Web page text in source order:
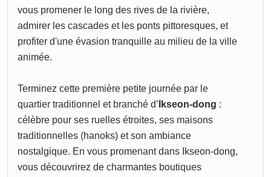
vous promener le long des rives de la rivière,
admirer les cascades et les ponts pittoresques, et
profiter d'une évasion tranquille au milieu de la ville
animée.
Terminez cette première petite journée par le
quartier traditionnel et branché d’ Ikseon-dong :
célèbre pour ses ruelles étroites, ses maisons
traditionnelles (hanoks) et son ambiance
nostalgique. En vous promenant dans Ikseon-dong,
vous découvrirez de charmantes boutiques